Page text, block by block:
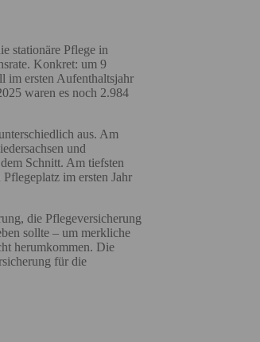
stationäre Pflege in
Konkret: um 9
im ersten Aufenthaltsjahr
waren es noch 2.984
aus. Am
und
Schnitt. Am tiefsten
im ersten Jahr
die Pflegeversicherung
sollte – um merkliche
herumkommen. Die
für die